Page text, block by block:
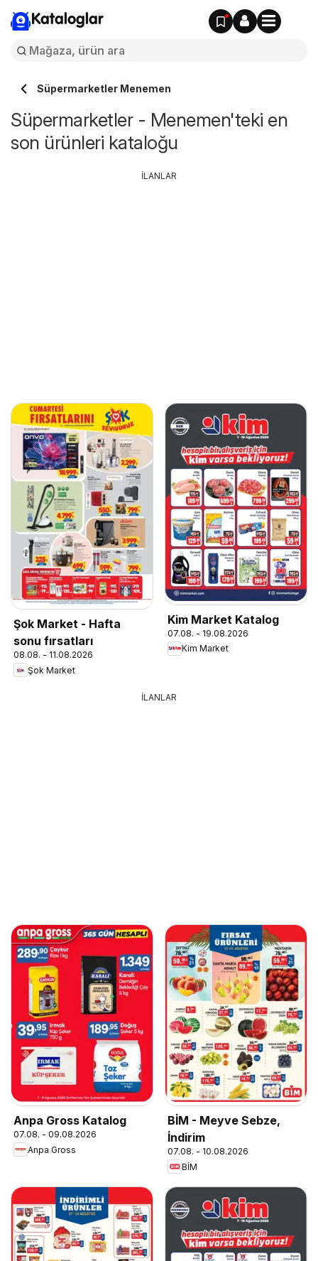
Kataloglar
Süpermarketler Menemen
Süpermarketler - Menemen'teki en
son ürünleri kataloğu
Şok Market - Hafta
sonu fırsatları
08.08. - 11.08.2026
Şok Market
Kim Market Katalog
07.08. - 19.08.2026
Kim Market
İLANLAR
İLANLAR
Anpa Gross Katalog
07.08. - 09.08.2026
Anpa Gross
BİM - Meyve Sebze,
İndirim
07.08. - 10.08.2026
BİM